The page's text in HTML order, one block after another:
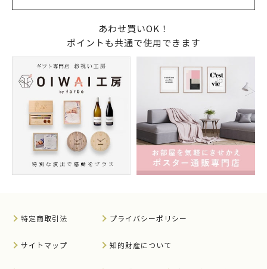
あわせ買いOK！
ポイントも共通で使用できます
特定商取引法 プライバシーポリシー
サイトマップ 知的財産について